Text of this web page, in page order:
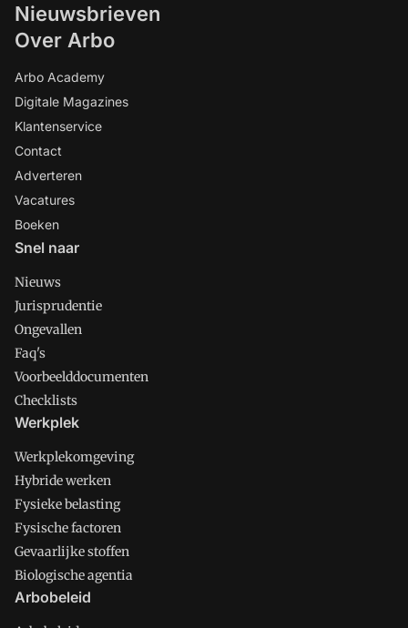
Nieuwsbrieven
Over Arbo
Arbo Academy
Digitale Magazines
Klantenservice
Contact
Adverteren
Vacatures
Boeken
Snel naar
Nieuws
Jurisprudentie
Ongevallen
Faq's
Voorbeelddocumenten
Checklists
Werkplek
Werkplekomgeving
Hybride werken
Fysieke belasting
Fysische factoren
Gevaarlijke stoffen
Biologische agentia
Arbobeleid